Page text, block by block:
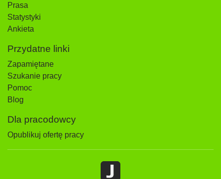
Prasa
Statystyki
Ankieta
Przydatne linki
Zapamiętane
Szukanie pracy
Pomoc
Blog
Dla pracodowcy
Opublikuj ofertę pracy